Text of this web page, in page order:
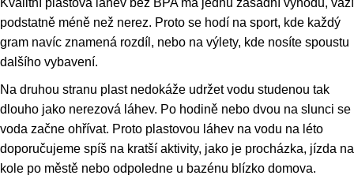
podstatně méně než nerez. Proto se hodí na sport, kde každý
gram navíc znamená rozdíl, nebo na výlety, kde nosíte spoustu
dalšího vybavení.
Na druhou stranu plast nedokáže udržet vodu studenou tak
dlouho jako nerezová láhev. Po hodině nebo dvou na slunci se
voda začne ohřívat. Proto plastovou láhev na vodu na léto
doporučujeme spíš na kratší aktivity, jako je procházka, jízda na
kole po městě nebo odpoledne u bazénu blízko domova.